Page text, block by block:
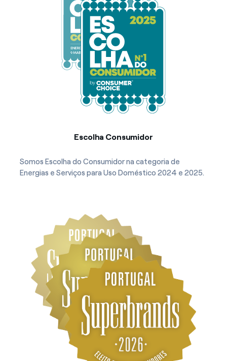
Escolha Consumidor
Somos Escolha do Consumidor na categoria de
Energias e Serviços para Uso Doméstico 2024 e 2025.